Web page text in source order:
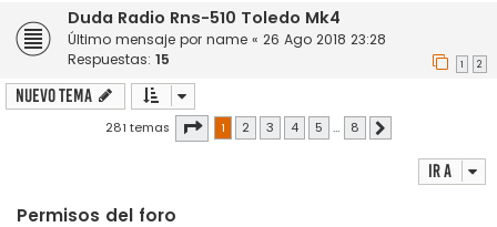
Duda Radio Rns-510 Toledo Mk4
Último mensaje por name « 26 Ago 2018 23:28
Respuestas: 15 1 2
Nuevo Tema
281 temas Página de
1 2 3 4 5 … 8
Ir a
Permisos del foro